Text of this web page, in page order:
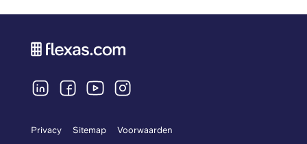
Privacy Sitemap
Voorwaarden